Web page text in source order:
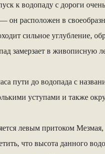
к водопаду с дороги
он расположен в
сильное углубление,
замерзает в живописную
пути до водопада с
уступами и также
левым притоком
что высота данного